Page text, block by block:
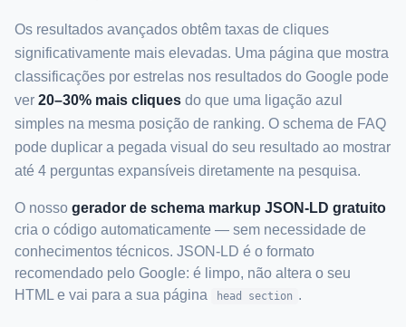
Os resultados avançados obtêm taxas de cliques
significativamente mais elevadas. Uma página que mostra
classificações por estrelas nos resultados do Google pode
ver 20–30% mais cliques do que uma ligação azul
simples na mesma posição de ranking. O schema de FAQ
pode duplicar a pegada visual do seu resultado ao mostrar
até 4 perguntas expansíveis diretamente na pesquisa.
O nosso gerador de schema markup JSON-LD gratuito
cria o código automaticamente — sem necessidade de
conhecimentos técnicos. JSON-LD é o formato
recomendado pelo Google: é limpo, não altera o seu
HTML e vai para a sua página
head section .